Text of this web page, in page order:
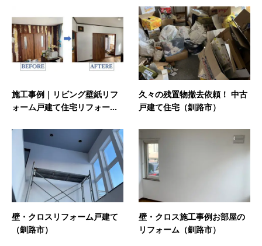
施工事例｜リビング壁紙リフ
ォーム戸建て住宅リフォー...
久々の残置物撤去依頼！ 中古
戸建て住宅（釧路市）
壁・クロスリフォーム戸建て
（釧路市）
壁・クロス施工事例お部屋の
リフォーム（釧路市）